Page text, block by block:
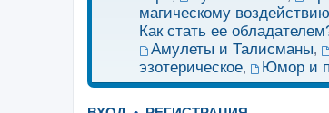
магическому
Как стать ее
Амулеты и Талисманы,
эзотерическое, Юмор и